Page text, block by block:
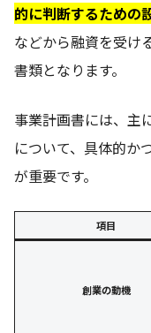
的に判断するための
などから融資を受け
書類となります。
事業計画書には、主
について、具体的か
が重要です。
項目
創業の動機